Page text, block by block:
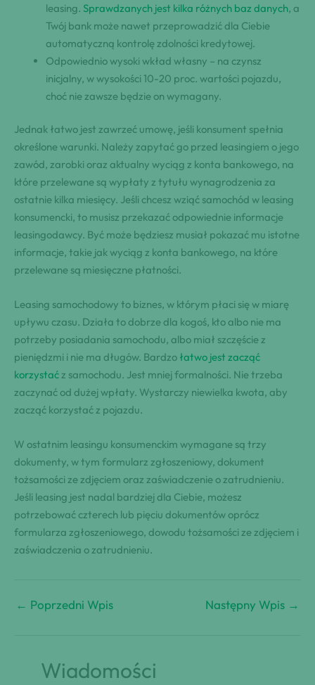
leasing. Sprawdzanych jest kilka różnych baz danych, a
Twój bank może nawet przeprowadzić dla Ciebie
automatyczną kontrolę zdolności kredytowej.
Odpowiednio wysoki wkład własny – na czynsz
inicjalny, w wysokości 10-20 proc. wartości pojazdu,
choć nie zawsze będzie on wymagany.
Jednak łatwo jest zawrzeć umowę, jeśli konsument spełnia
określone warunki. Należy zapytać go przed leasingiem o jego
zawód, zarobki oraz aktualny wyciąg z konta bankowego, na
które przelewane są wypłaty z tytułu wynagrodzenia za
ostatnie kilka miesięcy. Jeśli chcesz wziąć samochód w leasing
konsumencki, to musisz przekazać odpowiednie informacje
leasingodawcy. Być może będziesz musiał pokazać mu istotne
informacje, takie jak wyciąg z konta bankowego, na które
przelewane są miesięczne płatności.
Leasing samochodowy to biznes, w którym płaci się w miarę
upływu czasu. Działa to dobrze dla kogoś, kto albo nie ma
potrzeby posiadania samochodu, albo miał szczęście z
pieniędzmi i nie ma długów. Bardzo łatwo jest zacząć
korzystaćz samochodu. Jest mniej formalności. Nie trzeba
zaczynać od dużej wpłaty. Wystarczy niewielka kwota, aby
zacząć korzystać z pojazdu.
W ostatnim leasingu konsumenckim wymagane są trzy
dokumenty, w tym formularz zgłoszeniowy, dokument
tożsamości ze zdjęciem oraz zaświadczenie o zatrudnieniu.
Jeśli leasing jest nadal bardziej dla Ciebie, możesz
potrzebować czterech lub pięciu dokumentów oprócz
formularza zgłoszeniowego, dowodu tożsamości ze zdjęciem i
zaświadczenia o zatrudnieniu.
← Poprzedni Wpis Następny Wpis →
Wiadomości